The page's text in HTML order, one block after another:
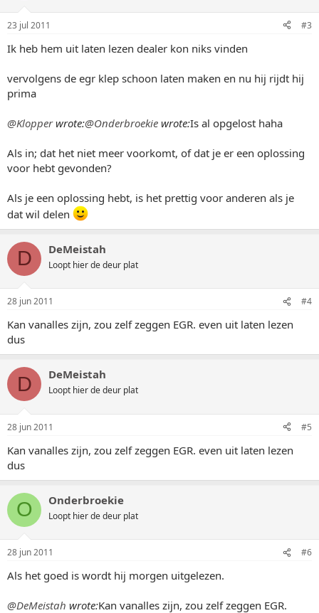
23 jul 2011 #3
Ik heb hem uit laten lezen dealer kon niks vinden
vervolgens de egr klep schoon laten maken en nu hij rijdt hij
prima
@Klopperwrote:@Onderbroekie wrote:Is al opgelost haha
Als in; dat het niet meer voorkomt, of dat je er een oplossing
voor hebt gevonden?
Als je een oplossing hebt, is het prettig voor anderen als je
dat wil delen
D DeMeistah
Loopt hier de deur plat
28 jun 2011 #4
Kan vanalles zijn, zou zelf zeggen EGR. even uit laten lezen
dus
D DeMeistah
Loopt hier de deur plat
28 jun 2011 #5
Kan vanalles zijn, zou zelf zeggen EGR. even uit laten lezen
dus
O Onderbroekie
Loopt hier de deur plat
28 jun 2011 #6
Als het goed is wordt hij morgen uitgelezen.
@DeMeistah wrote:Kan vanalles zijn, zou zelf zeggen EGR.